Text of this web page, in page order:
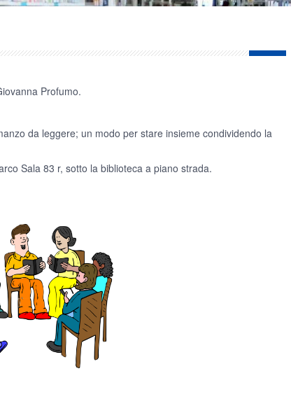
Profumo.
da leggere; un modo per stare insieme condividendo la
Sala 83 r, sotto la biblioteca a piano strada.